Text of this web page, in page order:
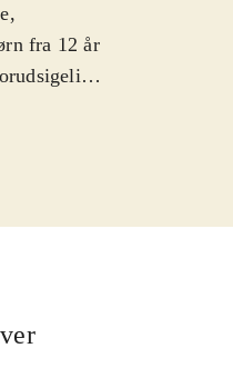
fra 12 år
mest
for
Village